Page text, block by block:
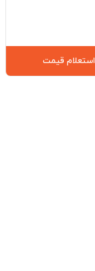
استعلام قیمت